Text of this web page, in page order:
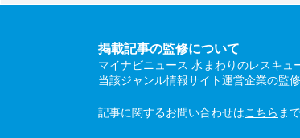
掲載記事の監修について
マイナビニュース 水まわりのレスキュ
当該ジャンル情報サイト運営企業の監
記事に関するお問い合わせはこちら まで